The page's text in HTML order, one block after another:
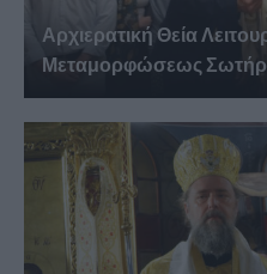
Αρχιερατική Θεία
Μεταμορφώσεως